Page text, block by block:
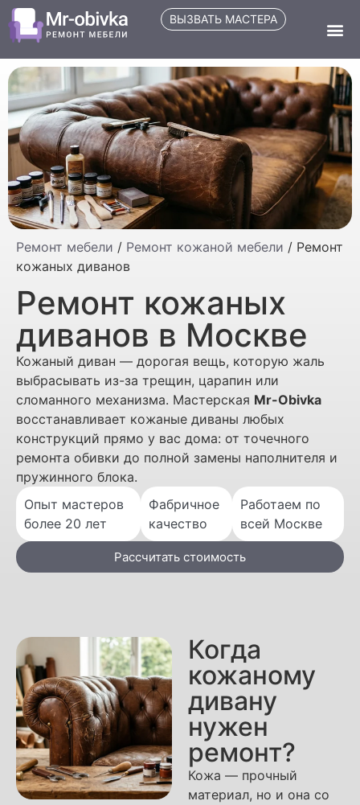
ВЫЗВАТЬ МАСТЕРА
Ремонт мебели / Ремонт кожаной мебели / Ремонт
кожаных диванов
Ремонт кожаных
диванов в Москве
Кожаный диван — дорогая вещь, которую жаль
выбрасывать из-за трещин, царапин или
сломанного механизма. Мастерская Mr-Obivka
восстанавливает кожаные диваны любых
конструкций прямо у вас дома: от точечного
ремонта обивки до полной замены наполнителя и
пружинного блока.
Опыт мастеров
более 20 лет
Фабричное
качество
Работаем по
всей Москве
Рассчитать стоимость
Когда
кожаному
дивану
нужен
ремонт?
Кожа — прочный
материал, но и она со